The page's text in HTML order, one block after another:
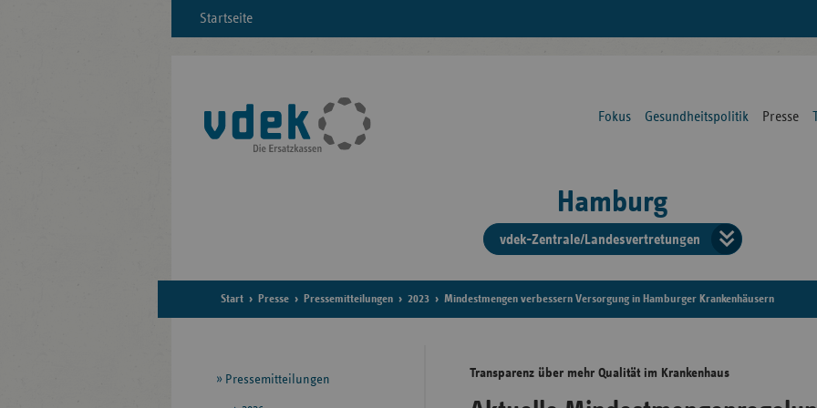
Startseite
Fokus Gesundheitspolitik Presse
Hamburg
vdek-Zentrale/Landesvertretungen
der
Start Presse Pressemitteilungen 2023 Mindestmengen verbessern Versorgung in Hamburger Krankenhäusern
Transparenz über mehr Qualität im Krankenhaus
Seitennavigation
Pressemitteilungen